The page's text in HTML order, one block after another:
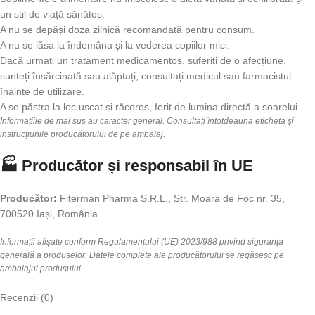
un stil de viață sănătos.
A nu se depăși doza zilnică recomandată pentru consum.
A nu se lăsa la îndemâna și la vederea copiilor mici.
Dacă urmați un tratament medicamentos, suferiți de o afecțiune,
sunteți însărcinată sau alăptați, consultați medicul sau farmacistul
înainte de utilizare.
A se păstra la loc uscat și răcoros, ferit de lumina directă a soarelui.
Informațiile de mai sus au caracter general. Consultați întotdeauna eticheta și
instrucțiunile producătorului de pe ambalaj.
🏭 Producător și responsabil în UE
Producător: Fiterman Pharma S.R.L., Str. Moara de Foc nr. 35,
700520 Iași, România
Informații afișate conform Regulamentului (UE) 2023/988 privind siguranța
generală a produselor. Datele complete ale producătorului se regăsesc pe
ambalajul produsului.
Recenzii (0)